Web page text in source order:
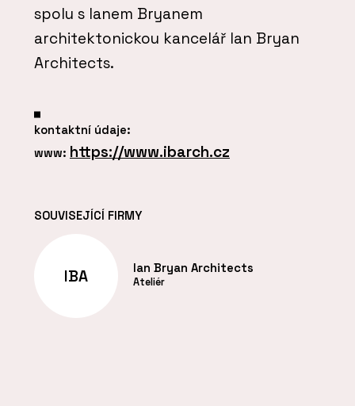
spolu s Ianem Bryanem
architektonickou kancelář Ian Bryan
Architects.
kontaktní údaje:
www: https://www.ibarch.cz
SOUVISEJÍCÍ FIRMY
IBA Ian Bryan Architects
Ateliér